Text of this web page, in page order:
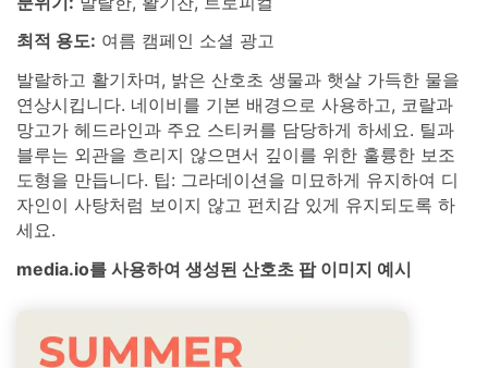
최적 용도: 여름 캠페인 소셜 광고
발랄하고 활기차며, 밝은 산호초 생물과 햇살 가득한 물을
연상시킵니다. 네이비를 기본 배경으로 사용하고, 코랄과
망고가 헤드라인과 주요 스티커를 담당하게 하세요. 틸과
블루는 외관을 흐리지 않으면서 깊이를 위한 훌륭한 보조
도형을 만듭니다. 팁: 그라데이션을 미묘하게 유지하여 디
자인이 사탕처럼 보이지 않고 펀치감 있게 유지되도록 하
세요.
media.io를 사용하여 생성된 산호초 팝 이미지 예시